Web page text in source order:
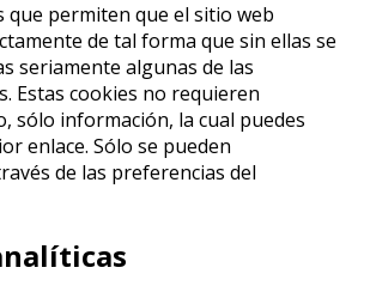
que permiten que el sitio web
de tal forma que sin ellas se
seriamente algunas de las
Estas cookies no requieren
sólo información, la cual puedes
enlace. Sólo se pueden
de las preferencias del